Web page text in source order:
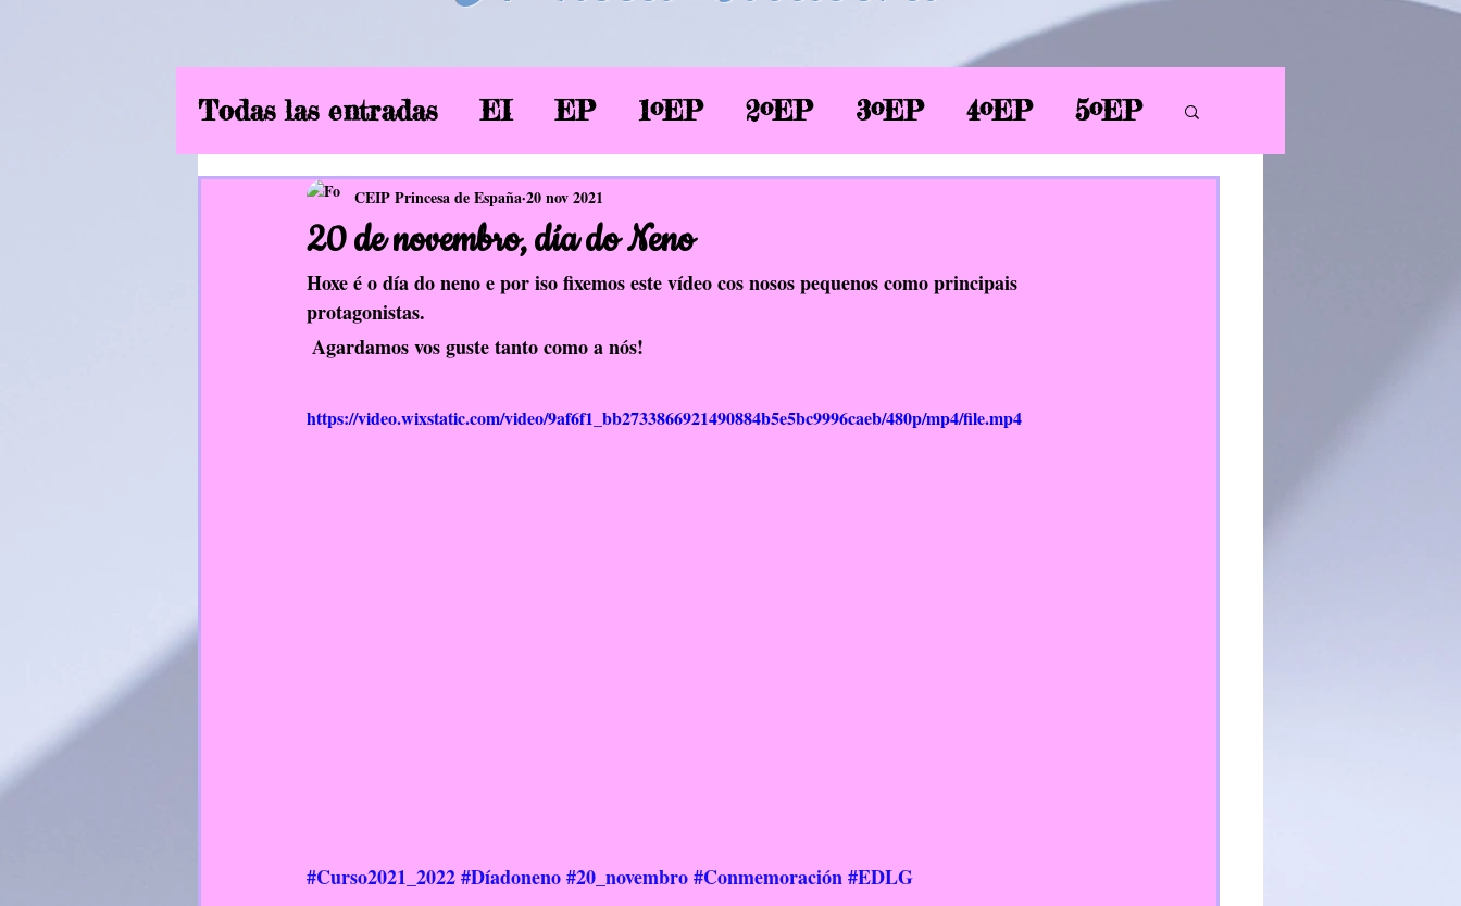
Todas las entradas EI EP 1ºEP 2ºEP 3ºEP 4ºEP 5ºEP
6ºEP Curso2019/2020 Corentena COVID-19
Música EF Inglés Biblioteca TIC EAEC PDC
20 de novembro, día do Neno
CEIP Princesa de España20 nov 2021
Hoxe é o día do neno e por iso fixemos este vídeo cos nosos pequenos como principais
protagonistas.
Agardamos vos guste tanto como a nós!
https://video.wixstatic.com/video/9af6f1_bb2733866921490884b5e5bc9996caeb/480p/mp4/file.mp4
#Curso2021_2022#Díadoneno#20_novembro#Conmemoración#EDLG